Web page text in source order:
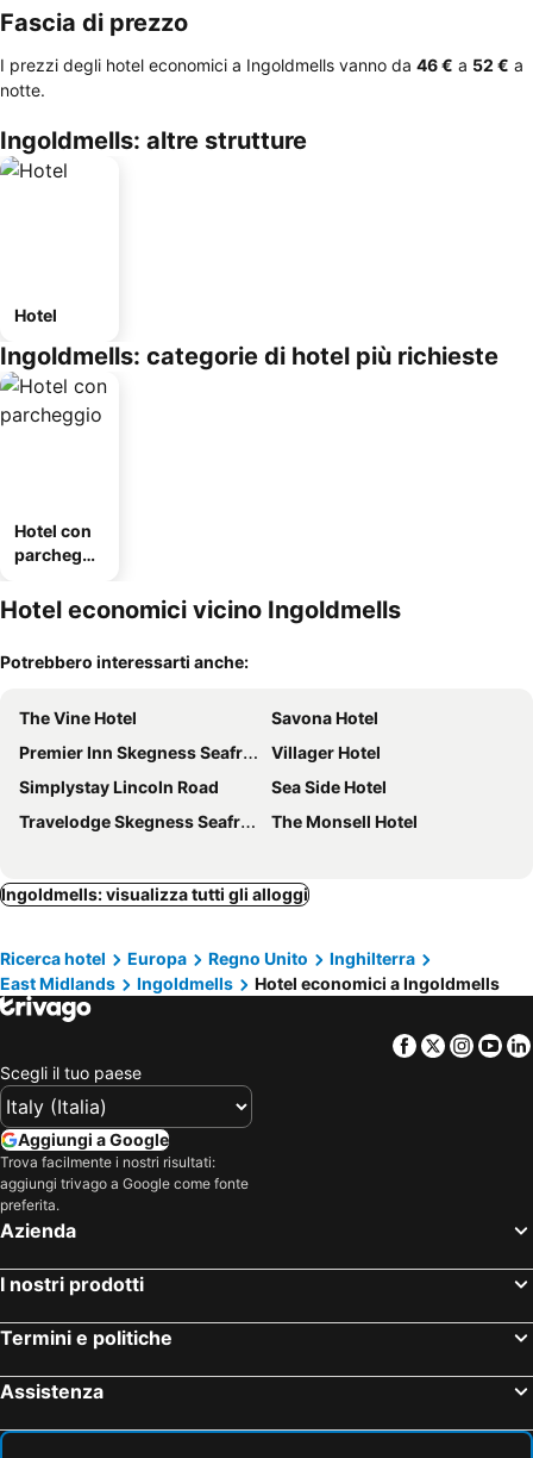
Fascia di prezzo
I prezzi degli hotel economici a Ingoldmells vanno da ‎46 € a ‎52 € a
notte.
Ingoldmells: altre strutture
Hotel
Ingoldmells: categorie di hotel più richieste
Hotel con
parcheggi
Hotel economici vicino Ingoldmells
Potrebbero interessarti anche:
The Vine Hotel
Savona Hotel
Premier Inn Skegness Seafront hotel
Villager Hotel
Simplystay Lincoln Road
Sea Side Hotel
Travelodge Skegness Seafront
The Monsell Hotel
Ingoldmells: visualizza tutti gli alloggi
Ricerca hotel Europa Regno Unito
Inghilterra
East Midlands
Ingoldmells Hotel economici a Ingoldmells
Facebook
Twitter
Scegli il tuo paese
Aggiungi a Google
Trova facilmente i nostri risultati:
aggiungi trivago a Google come fonte
preferita.
Azienda
I nostri prodotti
Termini e politiche
Assistenza